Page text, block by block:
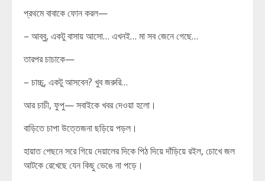
প্রথমে বাবাকে ফোন করল—
– আব্বু, একটু বাসায় আসো… এখনই… মা সব জেনে গেছে…
তারপর চাচাকে—
– চাচ্চু, একটু আসবেন? খুব জরুরি…
আর চাচী, ফুপু— সবাইকে খবর দেওয়া হলো।
বাড়িতে চাপা উত্তেজনা ছড়িয়ে পড়ল।
হায়াত পেছনে সরে গিয়ে দেয়ালের দিকে পিঠ দিয়ে দাঁড়িয়ে রইল, চোখে জল
আটকে রেখেছে যেন কিছু ভেঙে না পড়ে।